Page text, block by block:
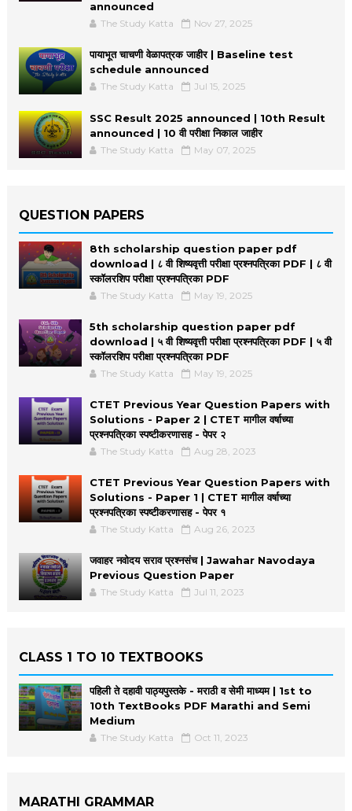
announced
The Study Katta Nov 27, 2025
पायाभूत चाचणी वेळापत्रक जाहीर | Baseline test
schedule announced
The Study Katta Jul 15, 2025
SSC Result 2025 announced | 10th Result
announced | 10 वी परीक्षा निकाल जाहीर
The Study Katta May 07, 2025
QUESTION PAPERS
8th scholarship question paper pdf
download | ८ वी शिष्यवृत्ती परीक्षा प्रश्नपत्रिका PDF | ८ वी
स्कॉलरशिप परीक्षा प्रश्नपत्रिका PDF
The Study Katta May 19, 2025
5th scholarship question paper pdf
download | ५ वी शिष्यवृत्ती परीक्षा प्रश्नपत्रिका PDF | ५ वी
स्कॉलरशिप परीक्षा प्रश्नपत्रिका PDF
The Study Katta May 19, 2025
CTET Previous Year Question Papers with
Solutions - Paper 2 | CTET मागील वर्षाच्या
प्रश्नपत्रिका स्पष्टीकरणासह - पेपर २
The Study Katta Aug 28, 2023
CTET Previous Year Question Papers with
Solutions - Paper 1 | CTET मागील वर्षाच्या
प्रश्नपत्रिका स्पष्टीकरणासह - पेपर १
The Study Katta Aug 26, 2023
जवाहर नवोदय सराव प्रश्नसंच | Jawahar Navodaya
Previous Question Paper
The Study Katta Jul 11, 2023
CLASS 1 TO 10 TEXTBOOKS
पहिली ते दहावी पाठ्यपुस्तके - मराठी व सेमी माध्यम | 1st to
10th TextBooks PDF Marathi and Semi
Medium
The Study Katta Oct 11, 2023
MARATHI GRAMMAR